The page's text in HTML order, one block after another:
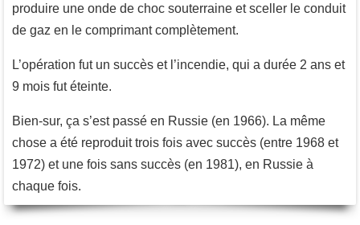
produire une onde de choc souterraine et sceller le conduit
de gaz en le comprimant complètement.
L’opération fut un succès et l’incendie, qui a durée 2 ans et
9 mois fut éteinte.
Bien-sur, ça s’est passé en Russie (en 1966). La même
chose a été reproduit trois fois avec succès (entre 1968 et
1972) et une fois sans succès (en 1981), en Russie à
chaque fois.